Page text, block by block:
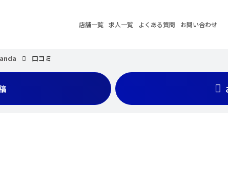
店舗一覧 求人一覧 よくある質問 お問い合わせ
口コミ